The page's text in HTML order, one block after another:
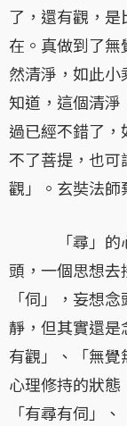
了，還有觀，
在。真做到了
然清淨，如此
知道，這個清
過已經不錯了
不了菩提，也
觀」。玄奘法師
「尋」的心
頭，一個思想去
「伺」，妄想
靜，但其實還
有觀」、「無
心理修持的狀
「有尋有伺」